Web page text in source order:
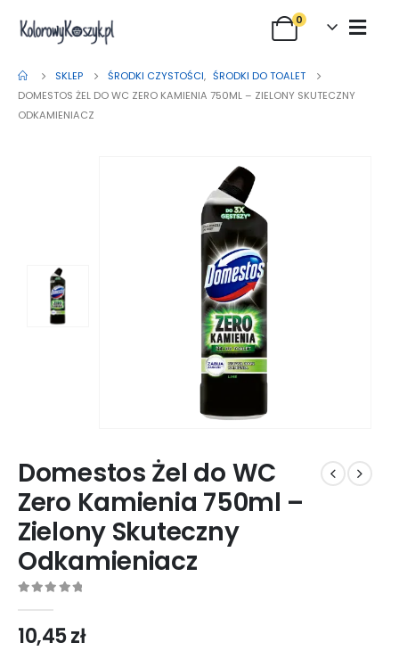
0
SKLEP ŚRODKI CZYSTOŚCI, ŚRODKI DO TOALET
DOMESTOS ŻEL DO WC ZERO KAMIENIA 750ML – ZIELONY SKUTECZNY
ODKAMIENIACZ
Domestos Żel do WC
Zero Kamienia 750ml –
Zielony Skuteczny
Odkamieniacz
10,45zł